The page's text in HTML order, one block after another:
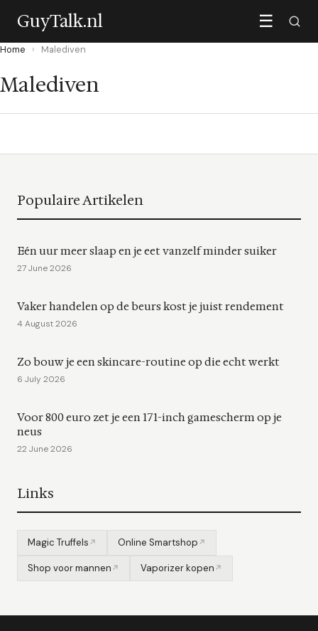
GuyTalk.nl ☰
Home › Malediven
Malediven
Populaire Artikelen
Eén uur meer slaap en je eet vanzelf minder suiker
27 June 2026
Vaker handelen op de beurs kost je juist rendement
4 August 2026
Zo bouw je een skincare-routine op die echt werkt
6 July 2026
Voor 800 euro zet je een 171-inch gamescherm op je
neus
22 June 2026
Links
Magic Truffels Online Smartshop
Shop voor mannen Vaporizer kopen